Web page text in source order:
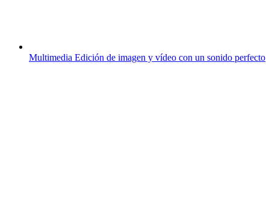
Multimedia Edición de imagen y vídeo con un sonido perfecto